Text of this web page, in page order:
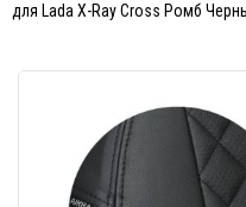
для Lada X-Ray Cross Ромб